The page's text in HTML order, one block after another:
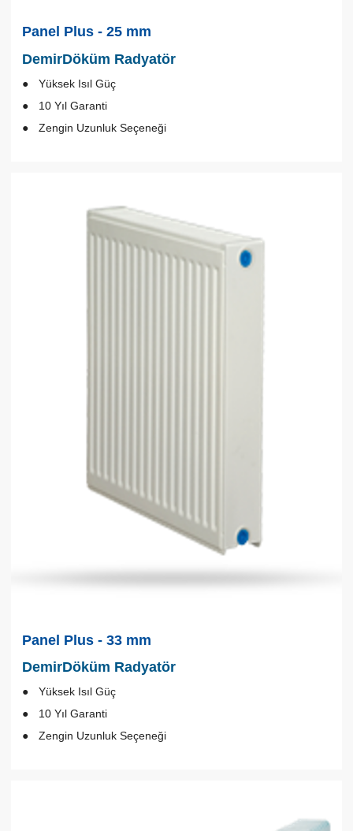
Panel Plus - 25 mm
DemirDöküm Radyatör
Yüksek Isıl Güç
10 Yıl Garanti
Zengin Uzunluk Seçeneği
Panel Plus - 33 mm
DemirDöküm Radyatör
Yüksek Isıl Güç
10 Yıl Garanti
Zengin Uzunluk Seçeneği